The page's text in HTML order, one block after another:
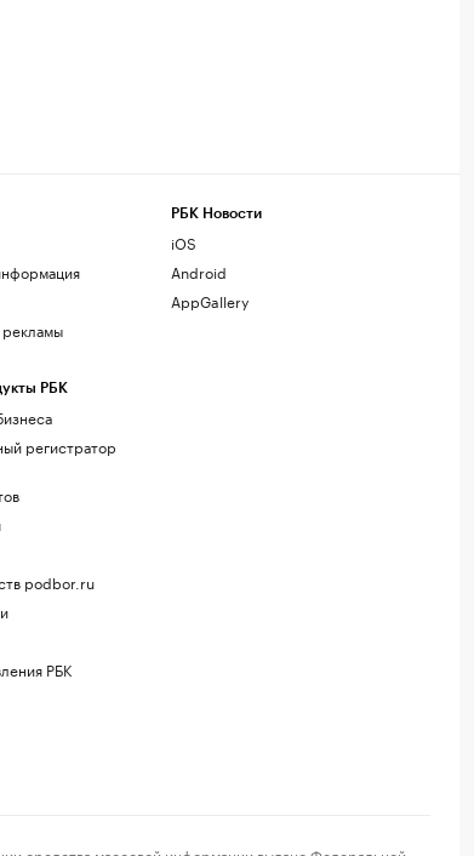
РБК
регистратор
podbor.ru
РБК
РБК Новости
iOS
Android
AppGallery